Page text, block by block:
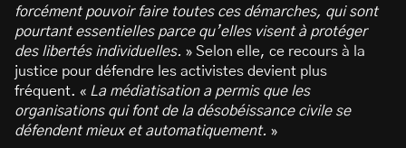
forcément pouvoir faire toutes ces démarches, qui sont
pourtant essentielles parce qu’elles visent à protéger
des libertés individuelles. » Selon elle, ce recours à la
justice pour défendre les activistes devient plus
fréquent. « La médiatisation a permis que les
organisations qui font de la désobéissance civile se
défendent mieux et automatiquement. »